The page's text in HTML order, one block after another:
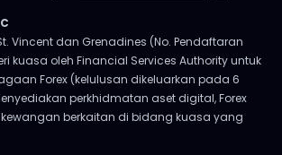
Vincent dan Grenadines (No. Pendaftaran
kuasa oleh Financial Services Authority untuk
Forex (kelulusan dikeluarkan pada 6
perkhidmatan aset digital, Forex
berkaitan di bidang kuasa yang